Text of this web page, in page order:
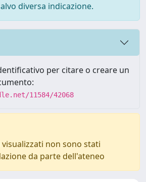
diversa indicazione.
per citare o creare un
11584/42068
non sono stati
da parte dell'ateneo